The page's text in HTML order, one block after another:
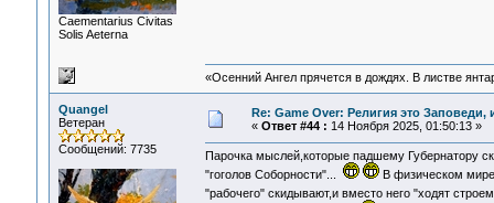
Сaementarius Civitas
Solis Aeterna
«Осенний Ангел прячется в дождях. В листве
Quangel
Ветеран
Сообщений: 7735
Re: Game Over: Религия это Заповеди,
« Ответ #44 : 14 Ноября 2025, 01:50:13 »
Парочка мыслей,которые падшему Губернатору
"гоголов Соборности"...
В физическом мире
"рабочего" скидывают,и вместо него "ходят